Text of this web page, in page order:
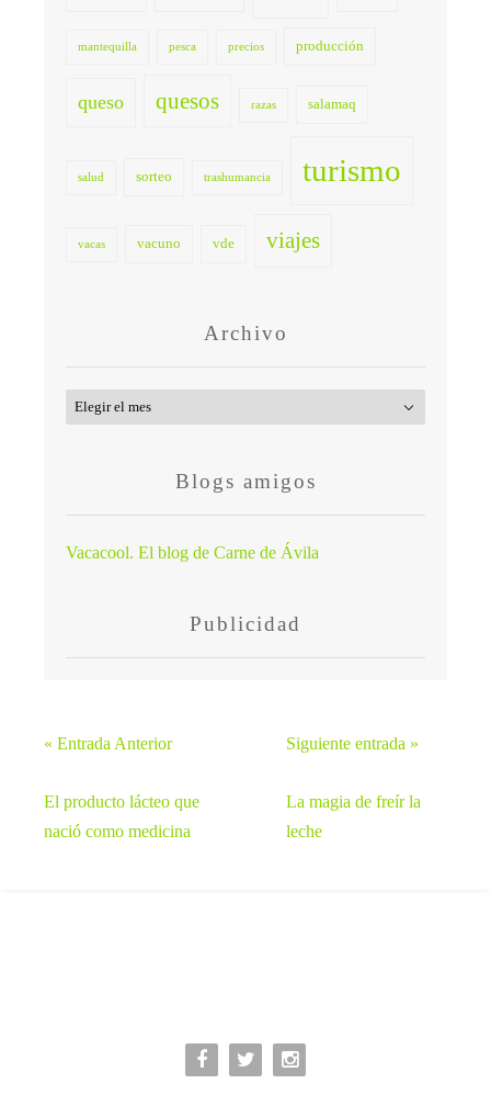
mantequilla pesca precios producción
queso quesos razas salamaq
salud sorteo trashumancia turismo
vacas vacuno vde viajes
Archivo
Archivo
Blogs amigos
Vacacool. El blog de Carne de Ávila
Publicidad
« Entrada Anterior
El producto lácteo que
nació como medicina
Siguiente entrada »
La magia de freír la
leche
  